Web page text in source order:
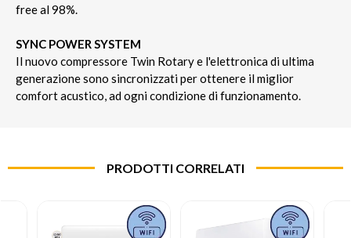
free al 98%.
SYNC POWER SYSTEM
Il nuovo compressore Twin Rotary e l'elettronica di ultima
generazione sono sincronizzati per ottenere il miglior
comfort acustico, ad ogni condizione di funzionamento.
PRODOTTI CORRELATI